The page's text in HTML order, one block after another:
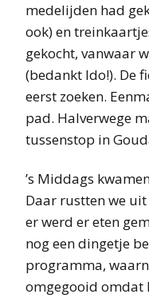
medelijden had
ook) en
gekocht, vanwaar
(bedankt Ido!). De
eerst zoeken.
pad. Halverwege
tussenstop in
’s Middags
Daar rustten we
er werd er eten
nog een dingetje
programma,
omgegooid omdat